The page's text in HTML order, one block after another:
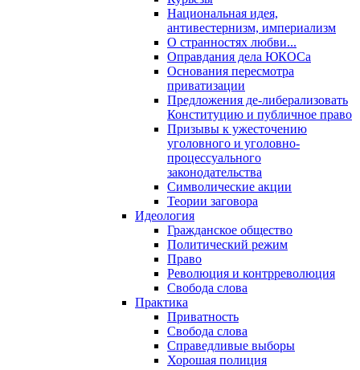
Национальная идея,
антивестернизм, империализм
О странностях любви...
Оправдания дела ЮКОСа
Основания пересмотра
приватизации
Предложения де-либерализовать
Конституцию и публичное право
Призывы к ужесточению
уголовного и уголовно-
процессуального
законодательства
Символические акции
Теории заговора
Идеология
Гражданское общество
Политический режим
Право
Революция и контрреволюция
Свобода слова
Практика
Приватность
Свобода слова
Справедливые выборы
Хорошая полиция